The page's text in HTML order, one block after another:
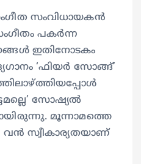
സംവിധായകൻ
പകർന്ന
ഇതിനോടകം
‘ഫിയർ സോങ്ങ്’
സോഷ്യൽ
മൂന്നാമത്തെ
വൻ സ്വീകാര്യതയാണ്